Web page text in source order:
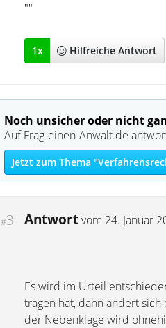
""
1x Hilfreiche Antwort
Noch unsicher oder nicht
Auf Frag-einen-Anwalt.de
Jetzt zum Thema
#3 Antwortvom 24. Januar
Es wird im Urteil
tragen hat, dann ändert
der Nebenklage wird